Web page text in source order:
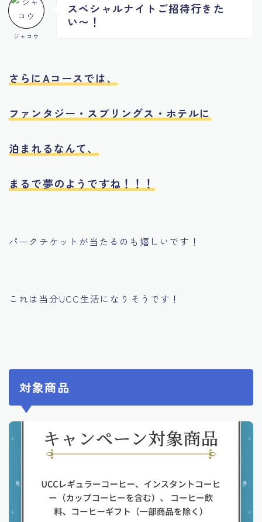
ジャコウ
スペシャルナイトご招待行きた
い〜！
さらにAコースでは、
ファンタジー・スプリングス・ホテルに
泊まれるなんて、
まるで夢のようですね！！！
パークチケットが当たるのも嬉しいです！
これは当分UCC生活になりそうです！
対象商品